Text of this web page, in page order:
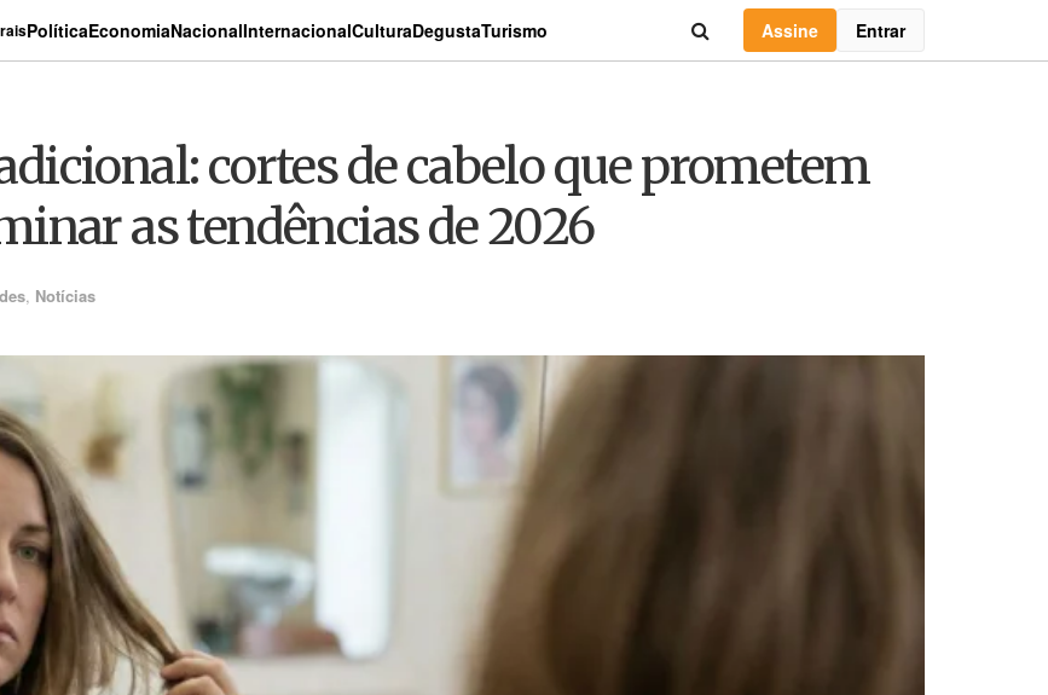
PolíticaEconomiaNacionalInternacionalCulturaDegustaTurismo Assine Entrar
cortes de cabelo que prometem
as tendências de 2026
, Notícias